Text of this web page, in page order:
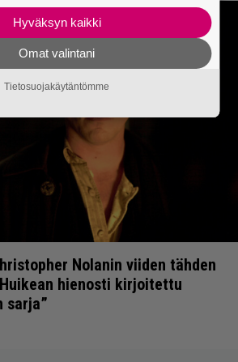
Nolanin viiden tähden
hienosti kirjoitettu
sarja”
Hyväksyn kaikki
Omat valintani
Tietosuojakäytäntömme